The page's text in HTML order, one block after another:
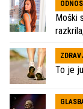
Moški
To je